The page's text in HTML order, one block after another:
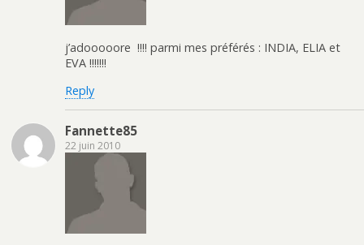
j’adooooore !!!! parmi mes préférés : INDIA, ELIA et
EVA !!!!!!!
Reply
Fannette85
22 juin 2010